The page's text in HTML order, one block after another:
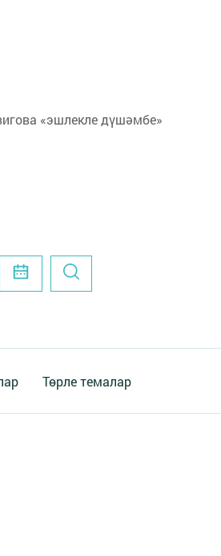
«эшлекле дүшәмбе»
Төрле темалар